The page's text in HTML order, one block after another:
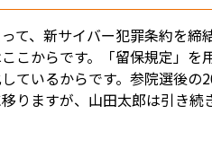
て、新サイバー犯罪条約を締
こからです。「留保規定」
ているからです。参院選後の
りますが、山田太郎は引き